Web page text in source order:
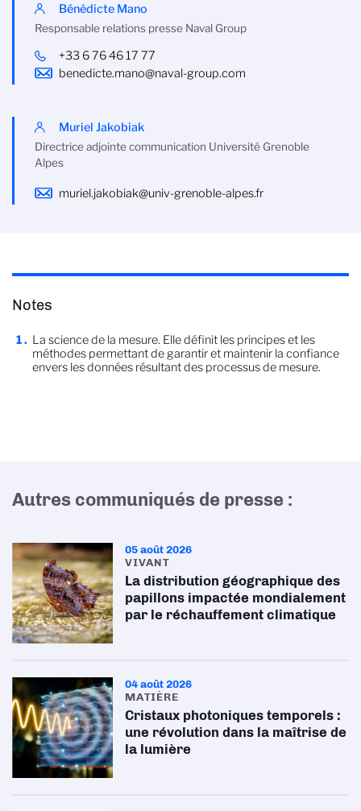
Bénédicte Mano
Responsable relations presse Naval Group
+33 6 76 46 17 77
benedicte.mano@naval-group.com
Muriel Jakobiak
Directrice adjointe communication Université Grenoble
Alpes
muriel.jakobiak@univ-grenoble-alpes.fr
Notes
La science de la mesure. Elle définit les principes et les
méthodes permettant de garantir et maintenir la confiance
envers les données résultant des processus de mesure.
Autres communiqués de presse :
05 août 2026
VIVANT
La distribution géographique des
papillons impactée mondialement
par le réchauffement climatique
04 août 2026
MATIÈRE
Cristaux photoniques temporels :
une révolution dans la maîtrise de
la lumière